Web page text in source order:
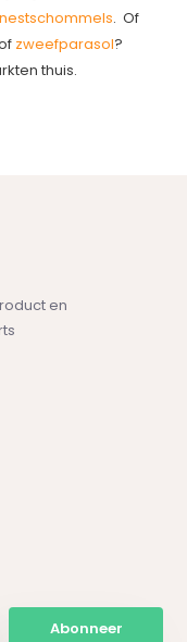
nestschommels. Of
zweefparasol?
thuis.
en
Abonneer